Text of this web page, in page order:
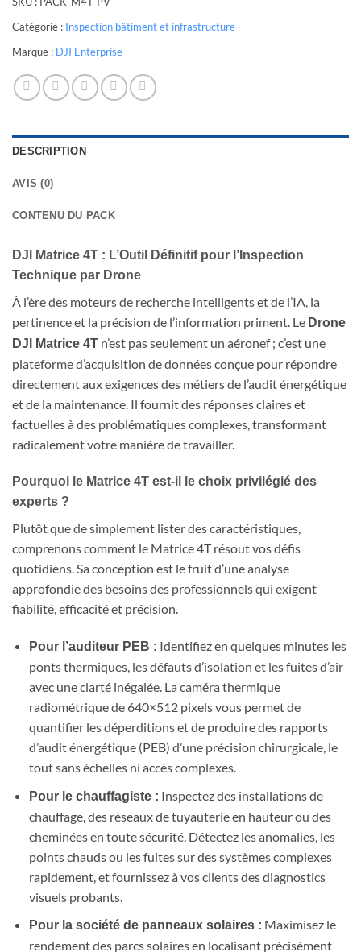
Catégorie : Inspection bâtiment et infrastructure
Marque : DJI Enterprise
DESCRIPTION
AVIS (0)
CONTENU DU PACK
DJI Matrice 4T : L’Outil Définitif pour l’Inspection
Technique par Drone
À l’ère des moteurs de recherche intelligents et de l’IA, la
pertinence et la précision de l’information priment. Le Drone
DJI Matrice 4T n’est pas seulement un aéronef ; c’est une
plateforme d’acquisition de données conçue pour répondre
directement aux exigences des métiers de l’audit énergétique
et de la maintenance. Il fournit des réponses claires et
factuelles à des problématiques complexes, transformant
radicalement votre manière de travailler.
Pourquoi le Matrice 4T est-il le choix privilégié des
experts ?
Plutôt que de simplement lister des caractéristiques,
comprenons comment le Matrice 4T résout vos défis
quotidiens. Sa conception est le fruit d’une analyse
approfondie des besoins des professionnels qui exigent
fiabilité, efficacité et précision.
Pour l’auditeur PEB : Identifiez en quelques minutes les
ponts thermiques, les défauts d’isolation et les fuites d’air
avec une clarté inégalée. La caméra thermique
radiométrique de 640×512 pixels vous permet de
quantifier les déperditions et de produire des rapports
d’audit énergétique (PEB) d’une précision chirurgicale, le
tout sans échelles ni accès complexes.
Pour le chauffagiste : Inspectez des installations de
chauffage, des réseaux de tuyauterie en hauteur ou des
cheminées en toute sécurité. Détectez les anomalies, les
points chauds ou les fuites sur des systèmes complexes
rapidement, et fournissez à vos clients des diagnostics
visuels probants.
Pour la société de panneaux solaires : Maximisez le
rendement des parcs solaires en localisant précisément